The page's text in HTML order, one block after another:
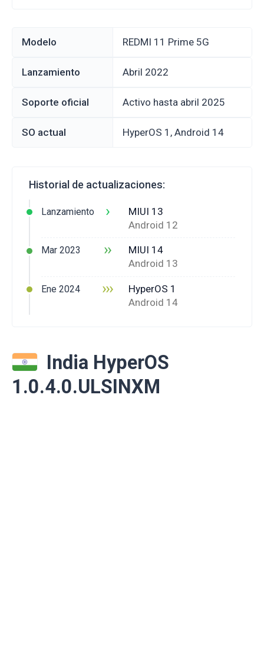
Modelo REDMI 11 Prime 5G
Lanzamiento abril 2022
Soporte oficial Activo hasta abril 2025
SO actual HyperOS 1, Android 14
Historial de actualizaciones:
Lanzamiento ›
MIUI 13
Android 12
Mar 2023 ››
MIUI 14
Android 13
Ene 2024 ›››
HyperOS 1
Android 14
India HyperOS
1.0.4.0.ULSINXM